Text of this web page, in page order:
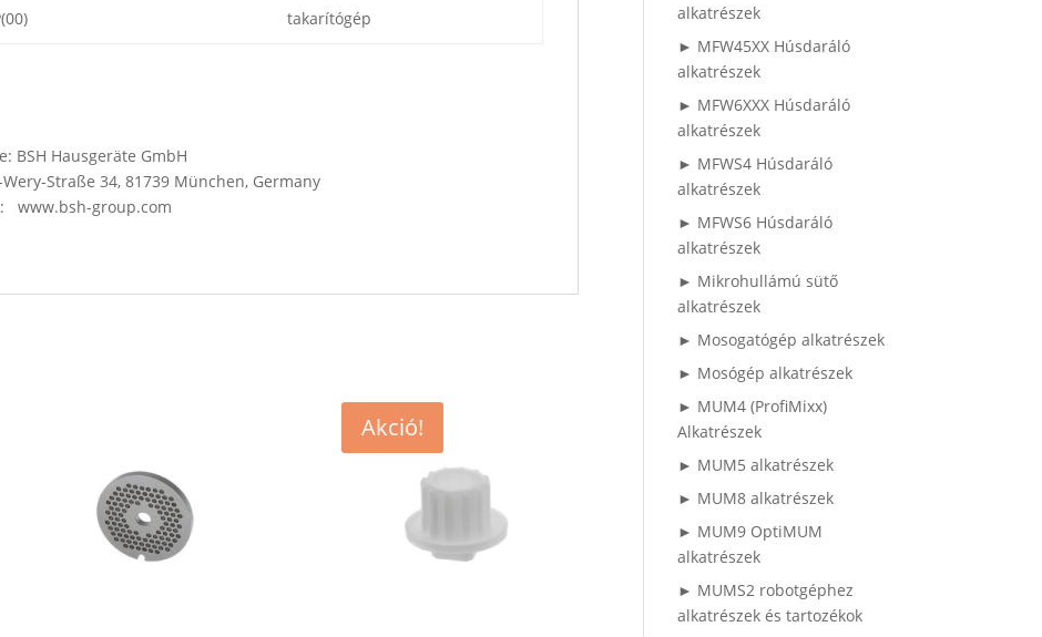
takarítógép
BSH Hausgeräte GmbH
Straße 34, 81739 München, Germany
www.bsh-group.com
Akció!
alkatrészek
► MFW45XX Húsdaráló
alkatrészek
► MFW6XXX Húsdaráló
alkatrészek
► MFWS4 Húsdaráló
alkatrészek
► MFWS6 Húsdaráló
alkatrészek
► Mikrohullámú sütő
alkatrészek
► Mosogatógép alkatrészek
► Mosógép alkatrészek
► MUM4 (ProfiMixx)
Alkatrészek
► MUM5 alkatrészek
► MUM8 alkatrészek
► MUM9 OptiMUM
alkatrészek
► MUMS2 robotgéphez
alkatrészek és tartozékok